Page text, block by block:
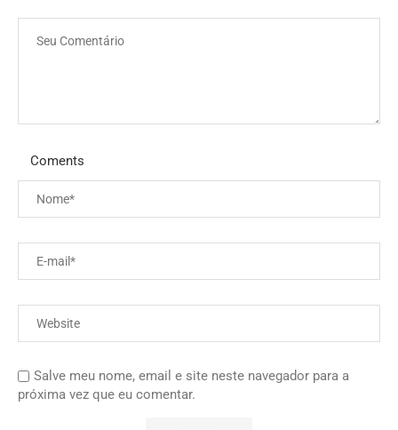
Coments
Salve meu nome, email e site neste navegador para a
próxima vez que eu comentar.